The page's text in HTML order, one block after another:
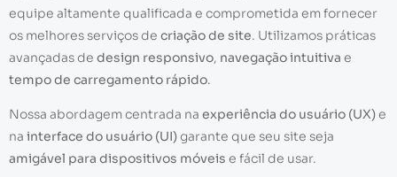
equipe altamente qualificada e comprometida em fornecer
os melhores serviços de criação de site. Utilizamos práticas
avançadas de design responsivo, navegação intuitiva e
tempo de carregamento rápido.
Nossa abordagem centrada na experiência do usuário (UX)e
na interface do usuário (UI)garante que seu site seja
amigável para dispositivos móveis e fácil de usar.